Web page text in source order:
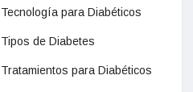
Tecnología para Diabéticos
Tipos de Diabetes
Tratamientos para Diabéticos